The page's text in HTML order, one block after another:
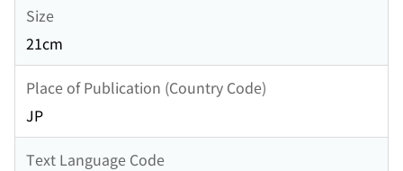
Size
21cm
Place of Publication (Country Code)
JP
Text Language Code